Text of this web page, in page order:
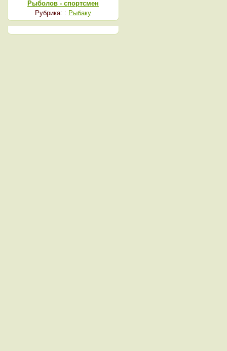
Рыболов - спортсмен
Рубрика: : Рыбаку